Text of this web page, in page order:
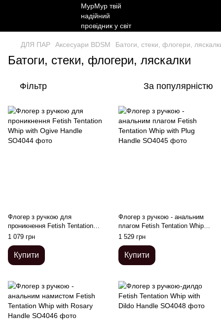
ДЛЯ ПАР Аксесуари BDSM Батоги, стеки, флогери,
Батоги, стеки, флогери, ляскалки
Фільтр За популярністю
Флогер з ручкою для
проникнення Fetish Tentation
Whip with Ogive Handle
1 079 грн
Купити
Флогер з ручкою - анальним
плагом Fetish Tentation Whip
with Plug Handle
1 529 грн
Купити